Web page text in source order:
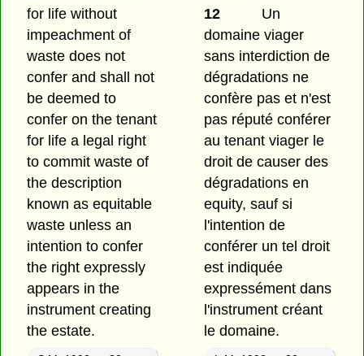
for life without
impeachment of
waste does not
confer and shall not
be deemed to
confer on the tenant
for life a legal right
to commit waste of
the description
known as equitable
waste unless an
intention to confer
the right expressly
appears in the
instrument creating
the estate.
12
Un
domaine viager
sans interdiction de
dégradations ne
confère pas et n'est
pas réputé conférer
au tenant viager le
droit de causer des
dégradations en
equity, sauf si
l'intention de
conférer un tel droit
est indiquée
expressément dans
l'instrument créant
le domaine.